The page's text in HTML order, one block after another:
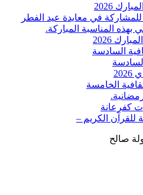
2026
للمشاركة في معايدة عيد الفطر
2026
السادسة
الخامسة
كفرعانة
للقرآن الكريم –
صالح